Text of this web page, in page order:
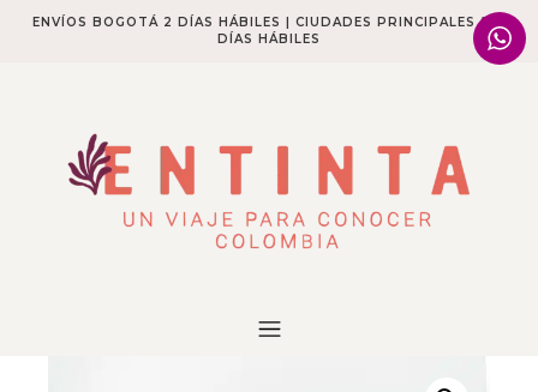
ENVÍOS BOGOTÁ 2 DÍAS HÁBILES | CIUDADES PRINCIPALES 2-4
DÍAS HÁBILES​